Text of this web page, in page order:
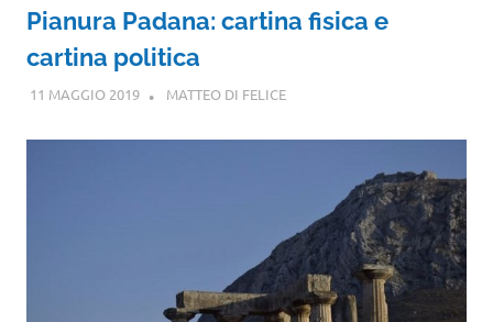
Pianura Padana: cartina fisica e
cartina politica
11 MAGGIO 2019 MATTEO DI FELICE